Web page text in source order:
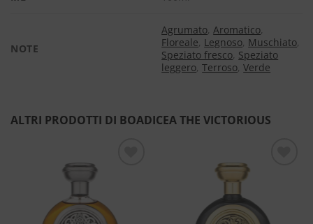
NOTE
Agrumato,Aromatico,
Floreale, Legnoso, Muschiato,
Speziato fresco, Speziato
leggero,Terroso,Verde
ALTRI PRODOTTI DI BOADICEA THE VICTORIOUS
desideri
desideri